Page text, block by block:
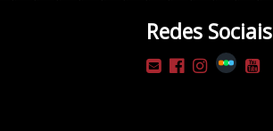
Redes Sociais